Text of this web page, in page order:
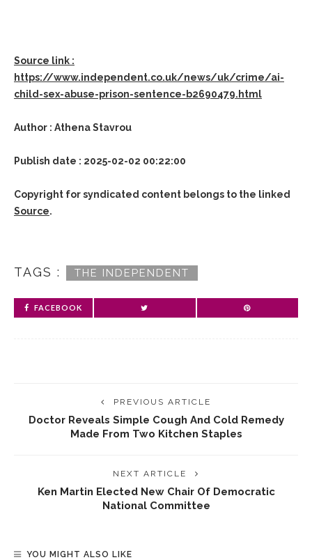
Source link :
https://www.independent.co.uk/news/uk/crime/ai-
child-sex-abuse-prison-sentence-b2690479.html
Author : Athena Stavrou
Publish date : 2025-02-02 00:22:00
Copyright for syndicated content belongs to the linked
Source.
TAGS : THE INDEPENDENT
FACEBOOK
PREVIOUS ARTICLE
Doctor Reveals Simple Cough And Cold Remedy
Made From Two Kitchen Staples
NEXT ARTICLE
Ken Martin Elected New Chair Of Democratic
National Committee
YOU MIGHT ALSO LIKE